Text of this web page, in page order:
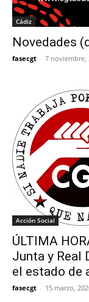
Cádiz
Novedades
fasecgt - 7 noviembre,
Acción Social
ÚLTIMA
Junta y Real
el estado de
fasecgt - 15 marzo,